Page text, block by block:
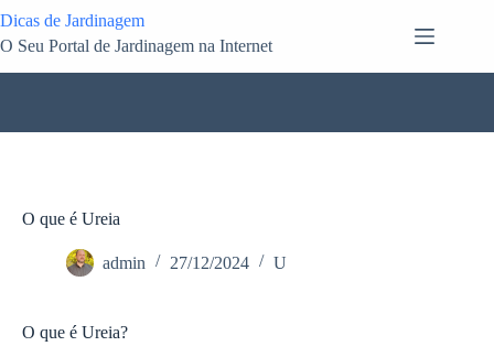
para
o
Dicas de Jardinagem
O Seu Portal de Jardinagem na Internet
O que é Ureia
admin 27/12/2024 U
O que é Ureia?